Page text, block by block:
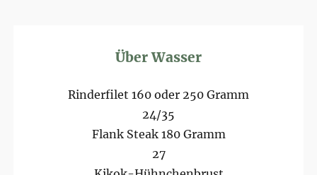
Über Wasser
Rinderfilet 160 oder 250 Gramm
24/35
Flank Steak 180 Gramm
27